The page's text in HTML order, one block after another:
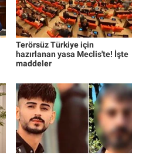
Terörsüz Türkiye için
hazırlanan yasa Meclis'te! İşte
maddeler